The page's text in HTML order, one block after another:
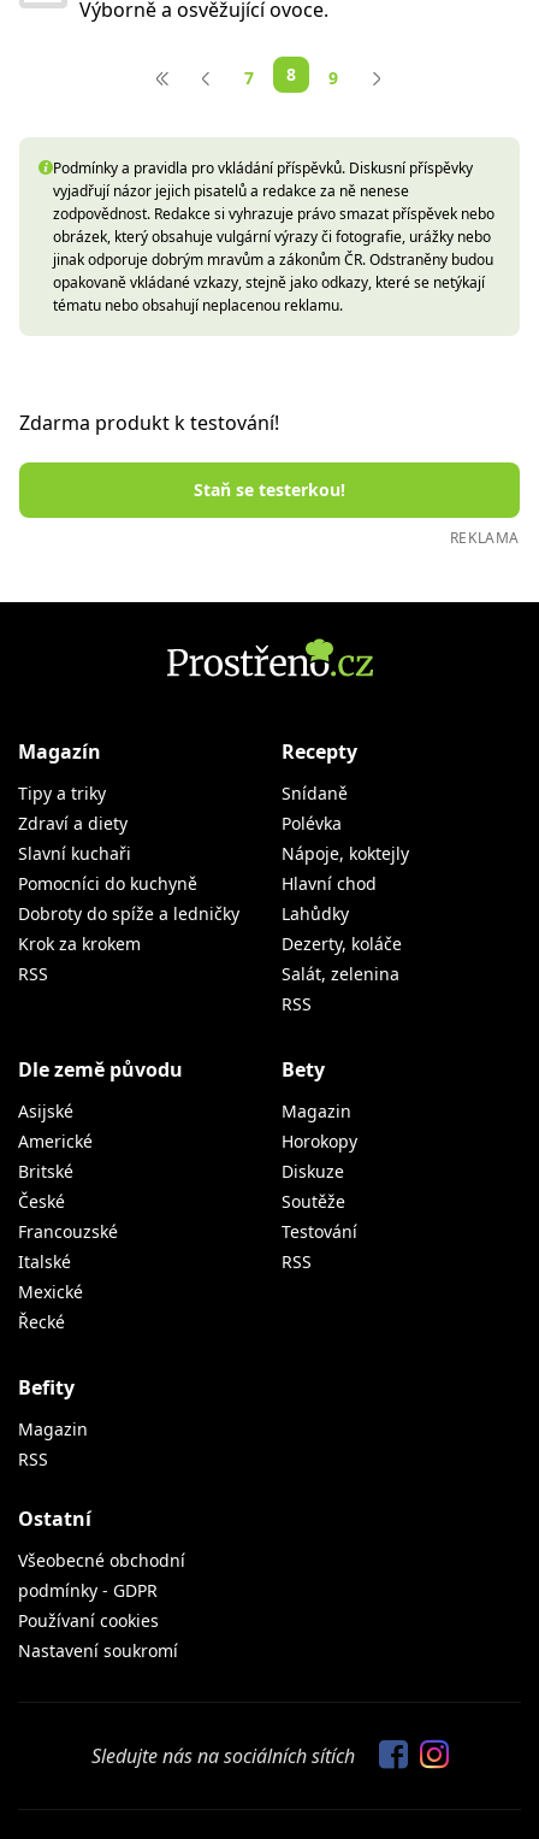
Výborně a osvěžující ovoce.
7 8 9
Podmínky a pravidla pro vkládání příspěvků. Diskusní příspěvky
vyjadřují názor jejich pisatelů a redakce za ně nenese
zodpovědnost. Redakce si vyhrazuje právo smazat příspěvek nebo
obrázek, který obsahuje vulgární výrazy či fotografie, urážky nebo
jinak odporuje dobrým mravům a zákonům ČR. Odstraněny budou
opakovaně vkládané vzkazy, stejně jako odkazy, které se netýkají
tématu nebo obsahují neplacenou reklamu.
Zdarma produkt k testování!
Staň se testerkou!
REKLAMA
Magazín
Tipy a triky
Zdraví a diety
Slavní kuchaři
Pomocníci do kuchyně
Dobroty do spíže a ledničky
Krok za krokem
RSS
Recepty
Snídaně
Polévka
Nápoje, koktejly
Hlavní chod
Lahůdky
Dezerty, koláče
Salát, zelenina
RSS
Dle země původu
Asijské
Americké
Britské
České
Francouzské
Italské
Mexické
Řecké
Bety
Magazin
Horokopy
Diskuze
Soutěže
Testování
RSS
Befity
Magazin
RSS
Ostatní
Všeobecné obchodní
podmínky - GDPR
Používaní cookies
Nastavení soukromí
Sledujte nás na sociálních sítích